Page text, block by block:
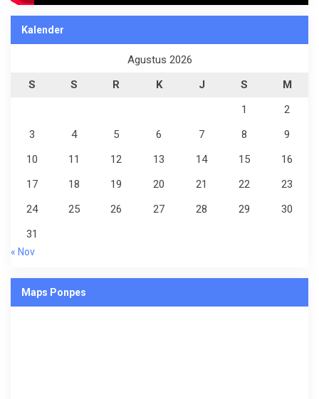
Kalender
Agustus 2026
S
S R K J S
M
1
2
3
4 5 6 7 8
9
10
11 12 13 14 15
16
17
18 19 20 21 22
23
24
25 26 27 28 29
30
31
« Nov
Maps Ponpes